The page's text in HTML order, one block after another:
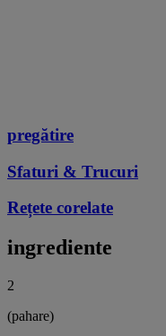
pregătire
Sfaturi & Trucuri
Rețete corelate
ingrediente
2
(pahare)